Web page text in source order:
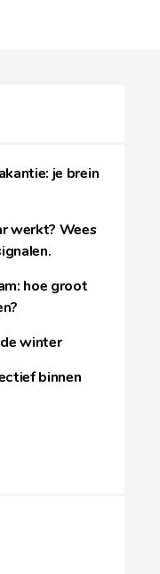
je brein
werkt? Wees
hoe groot
winter
binnen